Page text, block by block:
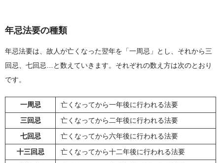
年忌法要の種類
年忌法要は、故人が亡くなった翌年を「一周忌」とし、それから三
回忌、七回忌…と数えていきます。それぞれの数え方は次のとおり
です。
一周忌
亡くなってから一年後に行われる法要
三回忌
亡くなってから二年後に行われる法要
七回忌
亡くなってから六年後に行われる法要
十三回忌
亡くなってから十二年後に行われる法要